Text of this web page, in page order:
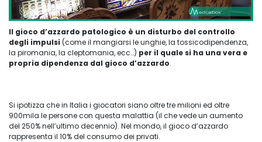
Il gioco d’azzardo patologico è un disturbo del controllo
degli impulsi (come il mangiarsi le unghie, la tossicodipendenza,
la piromania, la cleptomania, ecc…) per il quale si ha una vera e
propria dipendenza dal gioco d’azzardo.
Si ipotizza che in Italia i giocatori siano oltre tre milioni ed oltre
900mila le persone con questa malattia (il che vede un aumento
del 250% nell’ultimo decennio). Nel mondo, il gioco d’azzardo
rappresenta il 10% del consumo dei privati.